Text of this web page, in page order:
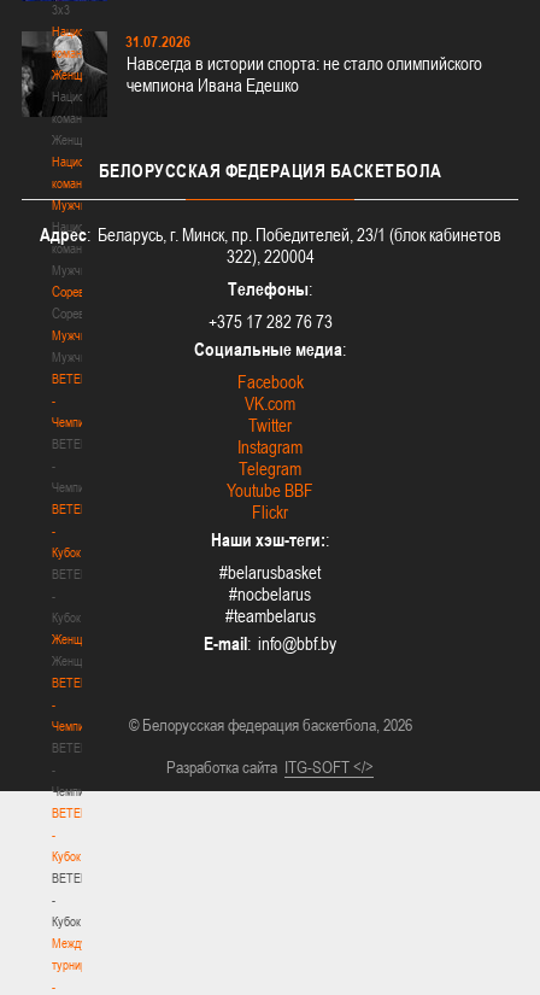
3х3
Национальная
команда.
Женщины
Национальная
команда.
Женщины
Национальная
команда.
Мужчины
Национальная
команда.
Мужчины
Соревнования
Соревнования
Мужчины
Мужчины
BETERA
-
Чемпионат
BETERA
-
Чемпионат
BETERA
-
Кубок
BETERA
-
Кубок
Женщины
Женщины
BETERA
-
Чемпионат
BETERA
-
Чемпионат
BETERA
-
Кубок
BETERA
-
Кубок
Международный
турнир
-
31.07.2026
Навсегда в истории спорта: не стало олимпийского
чемпиона Ивана Едешко
БЕЛОРУССКАЯ ФЕДЕРАЦИЯ БАСКЕТБОЛА
Адрес: Беларусь, г. Минск, пр. Победителей, 23/1 (блок кабинетов
322), 220004
Телефоны:
+375 17 282 76 73
Социальные медиа:
Facebook
VK.com
Twitter
Instagram
Telegram
Youtube BBF
Flickr
Наши хэш-теги::
#belarusbasket
#nocbelarus
#teambelarus
E-mail:
© Белорусская федерация баскетбола, 2026
Разработка сайта ITG-SOFT </>